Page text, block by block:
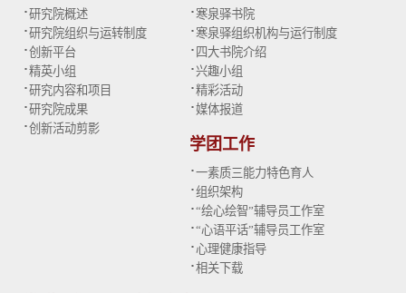
·研究院概述
·研究院组织与运转制度
·创新平台
·精英小组
·研究内容和项目
·研究院成果
·创新活动剪影
· 寒泉驿书院
· 寒泉驿组织机构与运行制度
· 四大书院介绍
·兴趣小组
·精彩活动
·媒体报道
学团工作
·一素质三能力特色育人
·组织架构
·“绘心绘智”辅导员工作室
·“心语平话”辅导员工作室
·心理健康指导
·相关下载